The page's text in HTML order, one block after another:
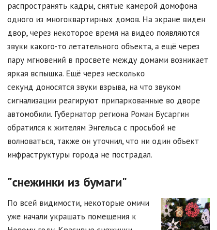
распространять кадры, снятые камерой домофона
одного из многоквартирных домов. На экране виден
двор, через некоторое время на видео появляются
звуки какого-то летательного объекта, а ещё через
пару мгновений в просвете между домами возникает
яркая вспышка. Ещё через несколько
секунд доносятся звуки взрыва, на что звуком
сигнализации реагируют припаркованные во дворе
автомобили. Губернатор региона Роман Бусаргин
обратился к жителям Энгельса с просьбой не
волноваться, также он уточнил, что ни один объект
инфраструктуры города не пострадал.
"снежинки из бумаги"
По всей видимости, некоторые омичи
уже начали украшать помещения к